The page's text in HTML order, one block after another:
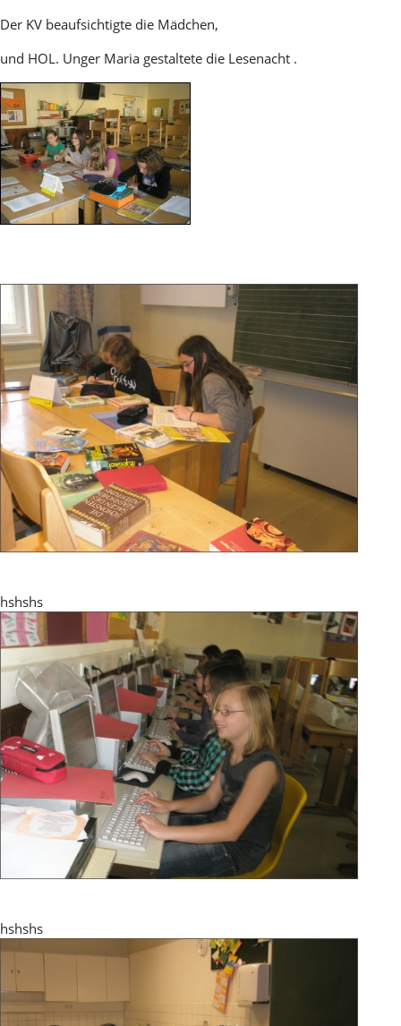
Der KV beaufsichtigte die Mädchen,
und HOL. Unger Maria gestaltete die Lesenacht .
hshshs
hshshs